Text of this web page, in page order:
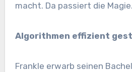
macht. Da passiert die
Algorithmen effizient
Frankle erwarb seinen